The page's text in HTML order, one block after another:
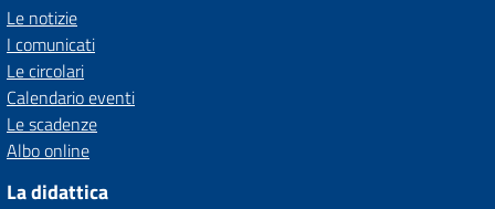
Le notizie
I comunicati
Le circolari
Calendario eventi
Le scadenze
Albo online
La didattica